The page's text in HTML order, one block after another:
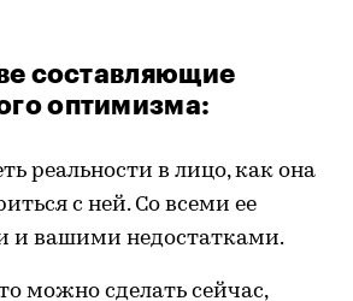
составляющие
оптимизма:
реальности в лицо, как она
с ней. Со всеми ее
и вашими недостатками.
можно сделать сейчас,